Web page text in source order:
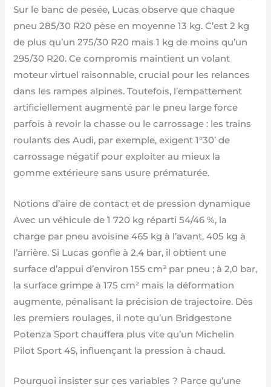
Sur le banc de pesée, Lucas observe que chaque
pneu 285/30 R20 pèse en moyenne 13 kg. C’est 2 kg
de plus qu’un 275/30 R20 mais 1 kg de moins qu’un
295/30 R20. Ce compromis maintient un volant
moteur virtuel raisonnable, crucial pour les relances
dans les rampes alpines. Toutefois, l’empattement
artificiellement augmenté par le pneu large force
parfois à revoir la chasse ou le carrossage : les trains
roulants des Audi, par exemple, exigent 1°30’ de
carrossage négatif pour exploiter au mieux la
gomme extérieure sans usure prématurée.
Notions d’aire de contact et de pression dynamique
Avec un véhicule de 1 720 kg réparti 54/46 %, la
charge par pneu avoisine 465 kg à l’avant, 405 kg à
l’arrière. Si Lucas gonfle à 2,4 bar, il obtient une
surface d’appui d’environ 155 cm² par pneu ; à 2,0 bar,
la surface grimpe à 175 cm² mais la déformation
augmente, pénalisant la précision de trajectoire. Dès
les premiers roulages, il note qu’un Bridgestone
Potenza Sport chauffera plus vite qu’un Michelin
Pilot Sport 4S, influençant la pression à chaud.
Pourquoi insister sur ces variables ? Parce qu’une